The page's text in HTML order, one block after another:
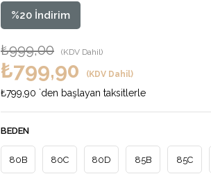
%20 İndirim
₺999,00 (KDV Dahil)
₺799,90 (KDV Dahil)
₺799,90 `den başlayan taksitlerle
BEDEN
80B 80C 80D 85B 85C